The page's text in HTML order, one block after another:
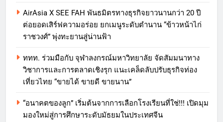
AirAsia X SEE FAH พันธมิตรทางธุรกิจยาวนานกว่า 20 ปี
ต่อยอดเสิร์ฟความอร่อย ยกเมนูระดับตำนาน “ข้าวหน้าไก่
ราชวงศ์” พุ่งทะยานสู่น่านฟ้า
ททท. ร่วมมือกับ จุฬาลงกรณ์มหาวิทยาลัย จัดสัมมนาทาง
วิชาการและการตลาดเชิงรุก แนะเคล็ดลับปรับธุรกิจท่อง
เที่ยวไทย “ขายได้ ขายดี ขายนาน”
“อนาคตของลูก” เริ่มต้นจากการเลือกโรงเรียนที่ใช่!!! เปิดมุม
มองใหม่สู่การศึกษาระดับมัธยมในประเทศจีน